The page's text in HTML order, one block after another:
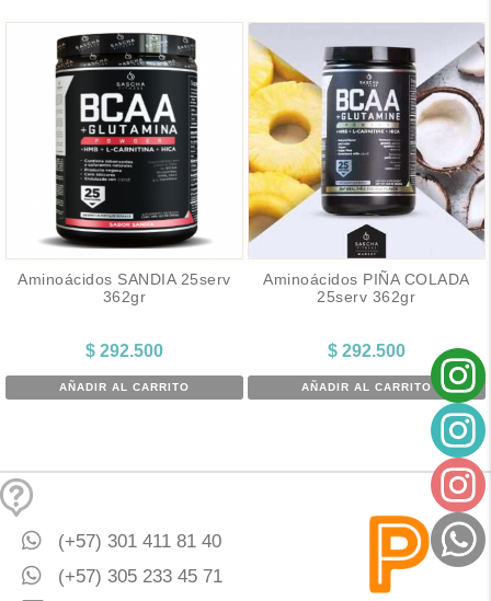
Aminoácidos SANDIA 25serv
362gr
$292.500
AÑADIR AL CARRITO
Aminoácidos PIÑA COLADA
25serv 362gr
$292.500
AÑADIR AL CARRITO
(+57) 301 411 81 40
(+57) 305 233 45 71